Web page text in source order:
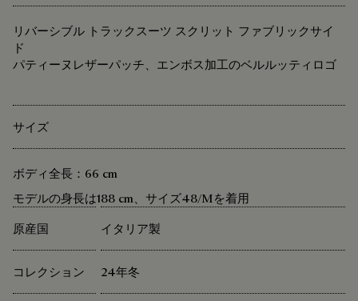
リバーシブル トラックスーツ スクリット ファブリックサイ
ド
パティーヌレザーパッチ、エンボス加工のベルルッティロゴ
サイズ
ボディ全長：66 cm
モデルの身長は188 cm、サイズ48/Mを着用
原産国
イタリア製
コレクション 24年冬